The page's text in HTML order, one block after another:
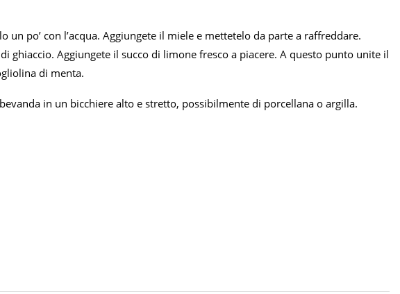
un po’ con l’acqua. Aggiungete il miele e mettetelo da parte a raffreddare.
ghiaccio. Aggiungete il succo di limone fresco a piacere. A questo punto unite il
di menta.
in un bicchiere alto e stretto, possibilmente di porcellana o argilla.